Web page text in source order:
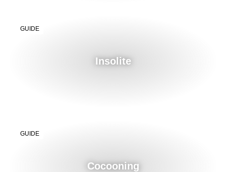
GUIDE
Insolite
GUIDE
Cocooning